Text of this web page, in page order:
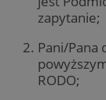
zapytanie;
Pani/Pana
RODO;